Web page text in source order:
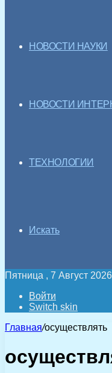
НОВОСТИ НАУКИ
НОВОСТИ
ТЕХНОЛОГИИ
Искать
Пятница , 7 Август 2026
Войти
Switch skin
Главная/осуществлять